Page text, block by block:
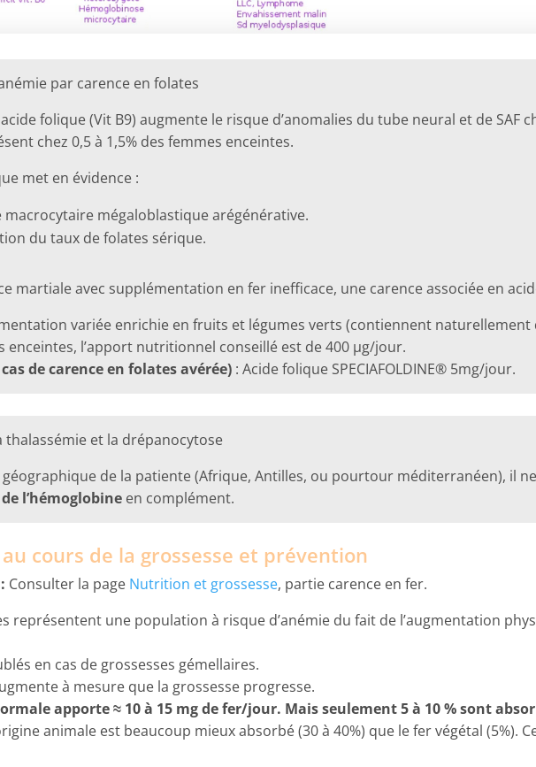
par carence en folates
folique (Vit B9) augmente le risque d’anomalies du tube neural et de SAF
chez 0,5 à 1,5% des femmes enceintes.
met en évidence :
macrocytaire mégaloblastique arégénérative.
du taux de folates sérique.
martiale avec supplémentation en fer inefficace, une carence associée en
variée enrichie en fruits et légumes verts (contiennent naturellement
enceintes, l’apport nutritionnel conseillé est de 400 µg/jour.
de carence en folates avérée) : Acide folique SPECIAFOLDINE® 5mg/jour.
thalassémie et la drépanocytose
géographique de la patiente (Afrique, Antilles, ou pourtour méditerranéen), il
l’hémoglobine en complément.
cours de la grossesse et prévention
Consulter la page Nutrition et grossesse, partie carence en fer.
représentent une population à risque d’anémie du fait de l’augmentation
en cas de grossesses gémellaires.
à mesure que la grossesse progresse.
apporte ≈ 10 à 15 mg de fer/jour. Mais seulement 5 à 10 % sont
animale est beaucoup mieux absorbé (30 à 40%) que le fer végétal (5%).